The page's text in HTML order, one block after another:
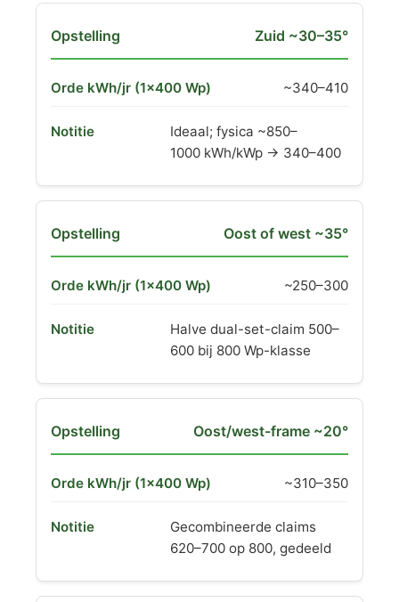
Zuid ~30–35°
~340–410
Ideaal; fysica ~850–
1000 kWh/kWp → 340–400
Oost of west ~35°
~250–300
Halve dual-set-claim 500–
600 bij 800 Wp-klasse
Oost/west-frame ~20°
~310–350
Gecombineerde claims
620–700 op 800, gedeeld